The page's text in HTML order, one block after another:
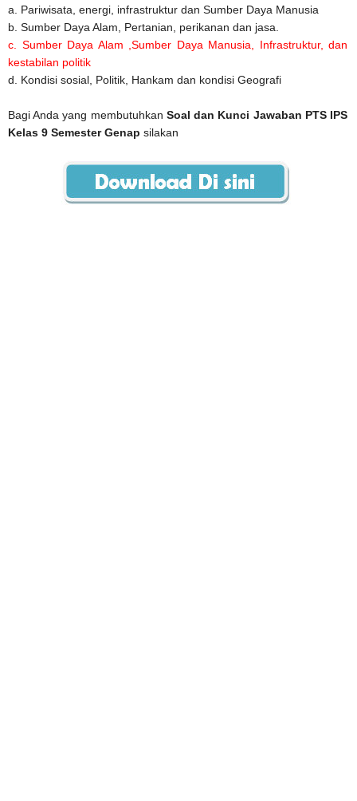
a. Pariwisata, energi, infrastruktur dan Sumber Daya Manusia
b. Sumber Daya Alam, Pertanian, perikanan dan jasa.
c. Sumber Daya Alam ,Sumber Daya Manusia, Infrastruktur, dan
kestabilan politik
d. Kondisi sosial, Politik, Hankam dan kondisi Geografi
Bagi Anda yang membutuhkan Soal dan Kunci Jawaban PTS IPS
Kelas 9 Semester Genap silakan